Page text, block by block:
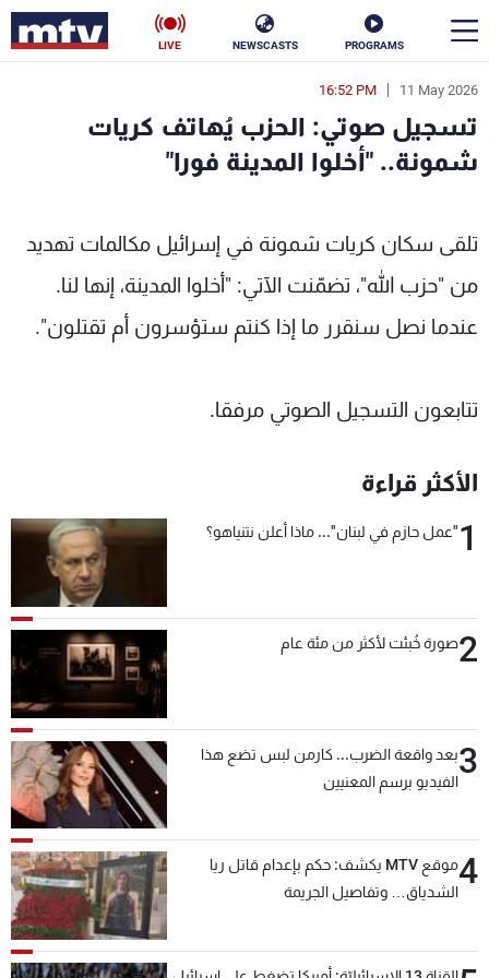
PROGRAMS
NEWSCASTS
LIVE
11 May 2026
16:52 PM
تسجيل صوتي: الحزب يُهاتف كريات
شمونة.. "أخلوا المدينة فورا"
تلقى سكان كريات شمونة في إسرائيل مكالمات تهديد
من "حزب الله"، تضمّنت الآتي: "أخلوا المدينة، إنها لنا.
عندما نصل سنقرر ما إذا كنتم ستؤسرون أم تقتلون".
تتابعون التسجيل الصوتي مرفقا.
الأكثر قراءة
1"عمل حازم في لبنان"... ماذا أعلن نتنياهو؟
2صورة خُبئت لأكثر من مئة عام
3بعد واقعة الضرب... كارمن لبس تضع هذا
الفيديو برسم المعنيين
4
موقع MTV يكشف: حكم بإعدام قاتل ريا
الشدياق… وتفاصيل الجريمة
en
الأخبار
إقتصاد فن
منوعات رياضة
جدول البرامج
الترددات
الإنـتـاج
لاعلاناتكم
شروط الإسـتخدام
سياسة الخصوصية